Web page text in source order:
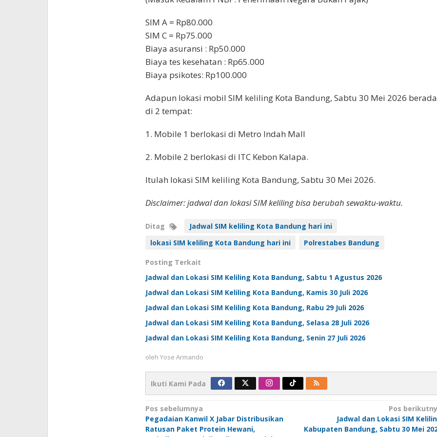
SIM A = Rp80.000
SIM C = Rp75.000
Biaya asuransi : Rp50.000
Biaya tes kesehatan : Rp65.000
Biaya psikotes: Rp100.000
Adapun lokasi mobil SIM keliling Kota Bandung, Sabtu 30 Mei 2026 berada
di 2 tempat:
1. Mobile 1 berlokasi di Metro Indah Mall
2. Mobile 2 berlokasi di ITC Kebon Kalapa.
Itulah lokasi SIM keliling Kota Bandung, Sabtu 30 Mei 2026.
Disclaimer: jadwal dan lokasi SIM keliling bisa berubah sewaktu-waktu.
Ditag
Jadwal SIM keliling Kota Bandung hari ini
lokasi SIM keliling Kota Bandung hari ini
Polrestabes Bandung
Posting Terkait
Jadwal dan Lokasi SIM Keliling Kota Bandung, Sabtu 1 Agustus 2026
Jadwal dan Lokasi SIM Keliling Kota Bandung, Kamis 30 Juli 2026
Jadwal dan Lokasi SIM Keliling Kota Bandung, Rabu 29 Juli 2026
Jadwal dan Lokasi SIM Keliling Kota Bandung, Selasa 28 Juli 2026
Jadwal dan Lokasi SIM Keliling Kota Bandung, Senin 27 Juli 2026
olehYose Armando
Ikuti Kami Pada
Navigasi
pos
Pos sebelumnya
Pegadaian Kanwil X Jabar Distribusikan
Ratusan Paket Protein Hewani,
Pos
Jadwal dan Lokasi SIM
Kabupaten Bandung, Sabtu 30 Mei